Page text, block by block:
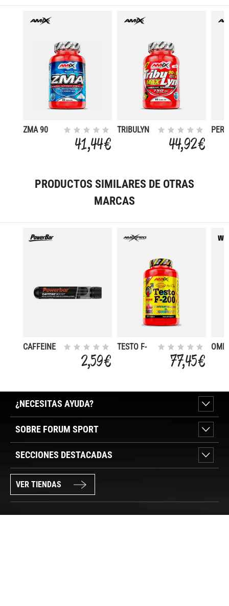
ZMA 90
41,44 €
TRIBULYN
44,92 €
PRODUCTOS SIMILARES DE OTRAS
MARCAS
CAFFEINE
2,59 €
TESTO F-
77,45 €
¿NECESITAS AYUDA?
SOBRE FORUM SPORT
SECCIONES DESTACADAS
VER TIENDAS